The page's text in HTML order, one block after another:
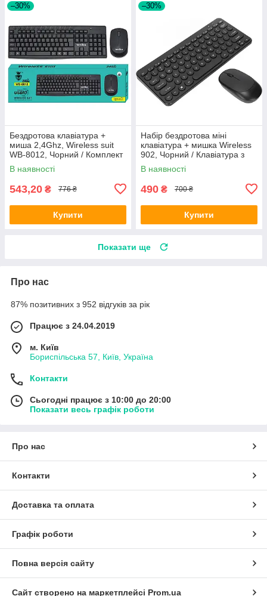
–30%
Бездротова клавіатура +
миша 2,4Ghz, Wireless suit
WB-8012, Чорний / Комплект
клавіатура та мишка
В наявності
543,20 ₴ 776 ₴
Купити
–30%
Набір бездротова міні
клавіатура + мишка Wireless
902, Чорний / Клавіатура з
мишкою / Комплект
периферії
В наявності
490 ₴ 700 ₴
Купити
Показати ще
Про нас
87% позитивних з 952 відгуків за рік
Працює з 24.04.2019
м. Київ
Бориспільська 57, Київ, Україна
Контакти
Сьогодні працює з 10:00 до 20:00
Показати весь графік роботи
Про нас
Контакти
Доставка та оплата
Графік роботи
Повна версія сайту
Сайт створено на маркетплейсі Prom.ua